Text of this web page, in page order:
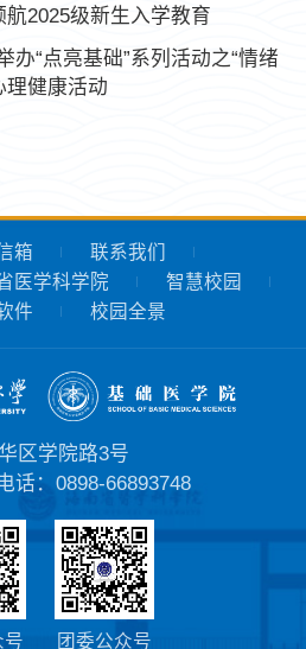
航2025级新生入学教育
办“点亮基础”系列活动之“情绪
理健康活动
箱
联系我们
医学科学院
智慧校园
件 校园全景
区学院路3号
话：0898-66893748
号 团委公众号